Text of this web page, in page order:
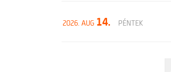
2026. AUG 14. PÉNTEK